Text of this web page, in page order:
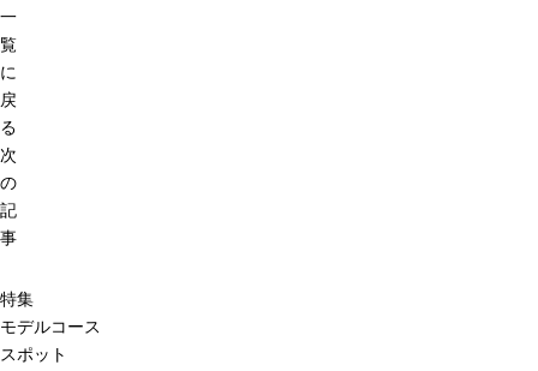
一
覧
に
戻
る
次
の
記
事
特集
モデルコース
スポット